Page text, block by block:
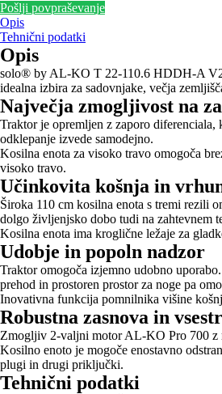
Pošlji povpraševanje
Opis
Tehnični podatki
Opis
solo® by AL-KO T 22-110.6 HDDH-A V2
idealna izbira za sadovnjake, večja
Največja zmogljivost na
Traktor je opremljen z zaporo
odklepanje izvede samodejno.
Kosilna enota za visoko travo omogoča
visoko travo.
Učinkovita košnja in
Široka 110 cm kosilna enota s tremi rezili
dolgo življenjsko dobo tudi na zahtevnem
Kosilna enota ima kroglične ležaje za
Udobje in popoln nadzor
Traktor omogoča izjemno udobno
prehod in prostoren prostor za noge pa
Inovativna funkcija pomnilnika višine
Robustna zasnova in
Zmogljiv 2-valjni motor AL-KO Pro 700 z
Kosilno enoto je mogoče enostavno
plugi in drugi priključki.
Tehnični podatki